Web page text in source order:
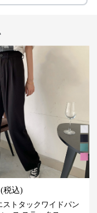
(税込)
ストタックワイドパン